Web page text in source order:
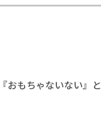
おもちゃないない』